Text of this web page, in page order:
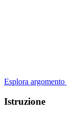
Esplora argomento
Istruzione